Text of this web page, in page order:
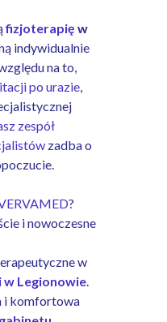
fizjoterapię w
indywidualnie
na to,
po urazie,
zespół
zadba o
?
i nowoczesne
w
Legionowie.
i komfortowa